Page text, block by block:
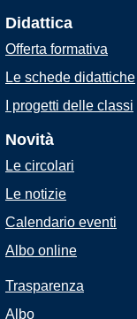
Didattica
Offerta formativa
Le schede didattiche
I progetti delle classi
Novità
Le circolari
Le notizie
Calendario eventi
Albo online
Trasparenza
Albo